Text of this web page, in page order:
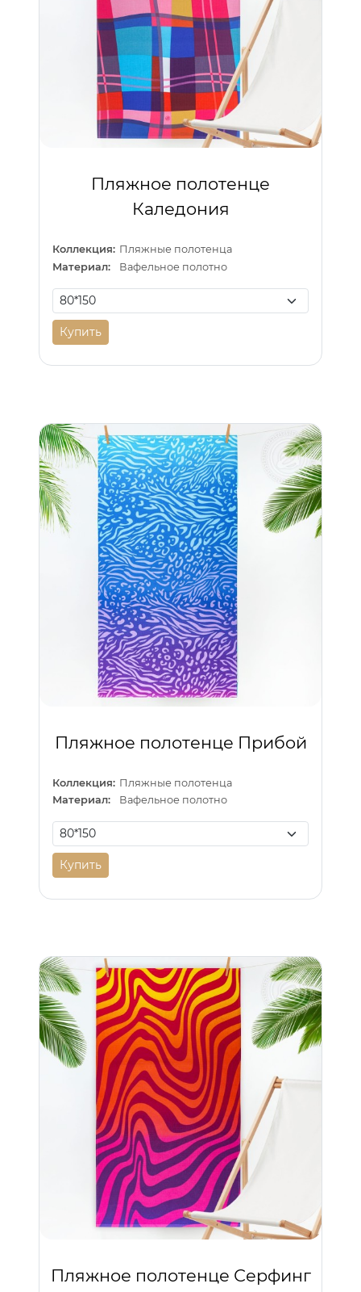
Пляжное полотенце
Каледония
Коллекция: Пляжные полотенца
Материал:
Вафельное полотно
Купить
Пляжное полотенце Прибой
Коллекция: Пляжные полотенца
Материал:
Вафельное полотно
Купить
Пляжное полотенце Серфинг